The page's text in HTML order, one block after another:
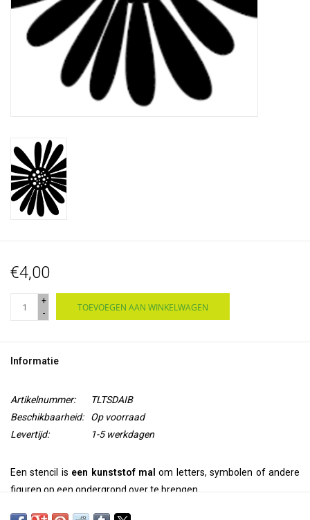
€4,00
+
-
TOEVOEGEN AAN WINKELWAGEN
Informatie
Artikelnummer:
TLTSDAIB
Beschikbaarheid:
Op voorraad
Levertijd:
1-5 werkdagen
Een stencil is een kunststof mal om letters, symbolen of andere
figuren op een ondergrond over te brengen.